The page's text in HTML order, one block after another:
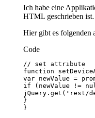
Ich habe eine
HTML geschrieben
Hier gibt es folgenden
Code
}